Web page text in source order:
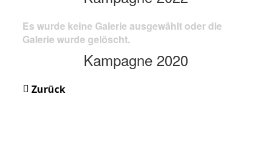
Es wurde keine Galerie ausgewählt oder die
Galerie wurde gelöscht.
Kampagne 2020
Zurück